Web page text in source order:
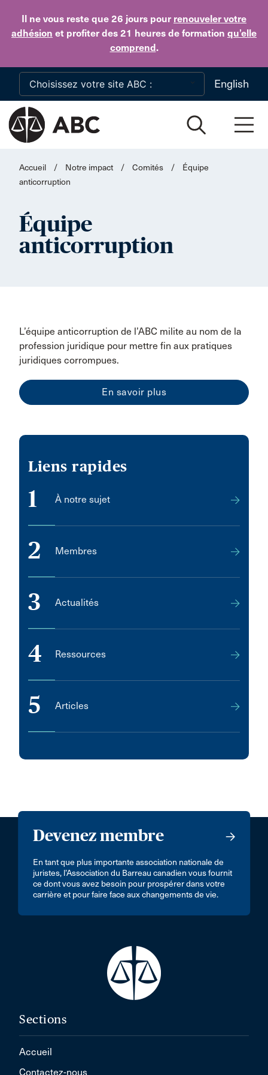
Il ne vous reste que 26 jours pour renouveler votre
adhésion et profiter des 21 heures de formation qu’elle
comprend.
Skip to main content
English
Accueil / Notre impact / Comités /
Équipe
anticorruption
Équipe
anticorruption
L’équipe anticorruption de l’ABC milite au nom de la
profession juridique pour mettre fin aux pratiques
juridiques corrompues.
En savoir plus
Liens rapides
1 À notre sujet
2 Membres
3 Actualités
4 Ressources
5 Articles
Devenez membre
En tant que plus importante association nationale de
juristes, l’Association du Barreau canadien vous fournit
ce dont vous avez besoin pour prospérer dans votre
carrière et pour faire face aux changements de vie.
Sections
Accueil
Contactez-nous